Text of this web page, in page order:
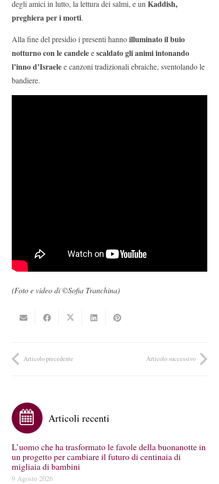
degli amici in lutto, la lettura dei salmi, e un Kaddish,
preghiera per i morti.
Alla fine del presidio i presenti hannoilluminato il buio
notturno con le candeleescaldato gli animi intonando
l’inno d’Israelee canzoni tradizionali ebraiche, sventolando le
bandiere.
(Foto e video di ©Sofia Tranchina)
Articolo precedente Articolo successivo
Articoli recenti
L’uomo che ha trasformato le favole della buonanotte in
un progetto per cambiare il futuro di centinaia di
migliaia di bambini
9 Agosto 2026